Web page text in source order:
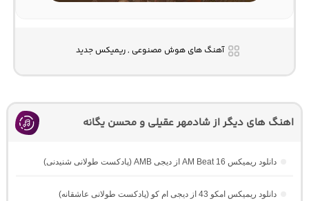
آهنگ های هوش مصنوعی , ریمیکس جدید
اهنگ های دیگر از شادمهر عقیلی و محسن یگانه
دانلود ریمیکس AM Beat 16 از دیجی AMB (پادکست طولانی شنیدنی)
دانلود ریمیکس امکو 43 از دیجی ام کو (پادکست طولانی عاشقانه)